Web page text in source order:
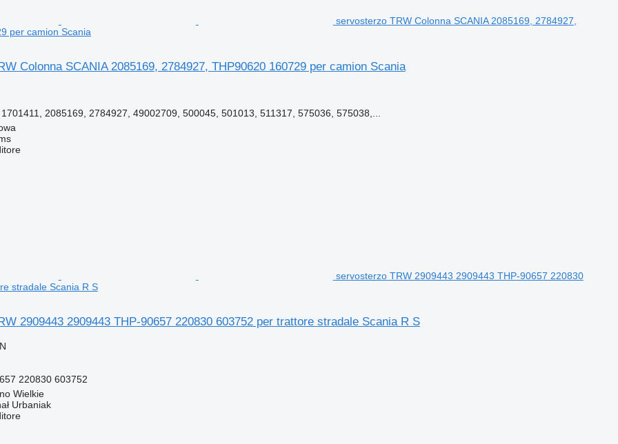
servosterzo TRW Colonna SCANIA 2085169, 2784927,
per camion Scania
Colonna SCANIA 2085169, 2784927, THP90620 160729 per camion Scania
2085169, 2784927, 49002709, 500045, 501013, 511317, 575036, 575038,...
servosterzo TRW 2909443 2909443 THP-90657 220830
stradale Scania R S
2909443 2909443 THP-90657 220830 603752 per trattore stradale Scania R S
220830 603752
Wielkie
Urbaniak